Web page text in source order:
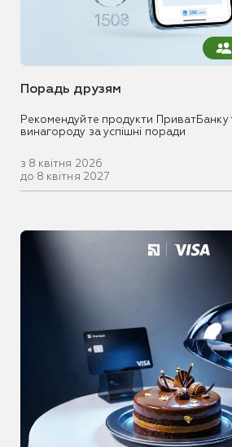
Порадь друзям
Рекомендуйте продукти ПриватБанку
винагороду за успішні поради
з 8 квітня 2026
до 8 квітня 2027